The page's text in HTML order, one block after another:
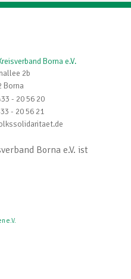
Borna e.V.
2b
Borna
- 20 56 20
- 20 56 21
Borna e.V. ist
e.V.